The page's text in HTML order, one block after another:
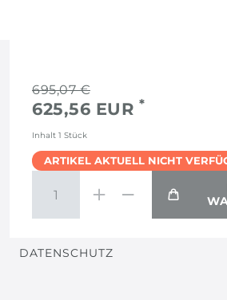
695,07 €
625,56 EUR *
Inhalt 1 Stück
ARTIKEL AKTUELL NICHT
RECHTLICHES
AGB
WIDERRUF
DATENSCHUTZ